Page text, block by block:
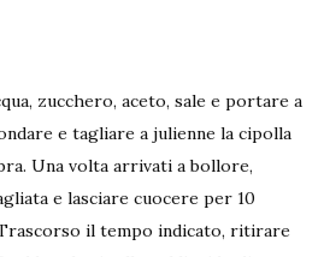
zucchero, aceto, sale e portare a
e tagliare a julienne la cipolla
Una volta arrivati a bollore,
e lasciare cuocere per 10
Trascorso il tempo indicato, ritirare